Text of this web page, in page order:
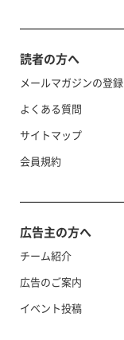
読者の方へ
メールマガジンの登録
よくある質問
サイトマップ
会員規約
広告主の方へ
チーム紹介
広告のご案内
イベント投稿